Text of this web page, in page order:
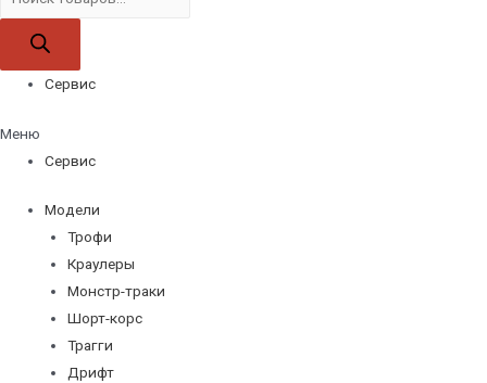
товаров
Сервис
Меню
Сервис
Модели
Трофи
Краулеры
Монстр-траки
Шорт-корс
Трагги
Дрифт